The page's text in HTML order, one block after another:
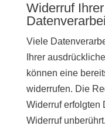
Widerruf
Viele
Ihrer
können eine
widerrufen. Die
Widerruf erfolgten
Widerruf unberührt.